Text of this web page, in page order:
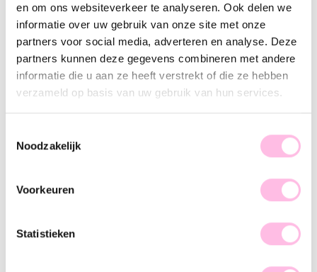
en om ons websiteverkeer te analyseren. Ook delen we
informatie over uw gebruik van onze site met onze
partners voor social media, adverteren en analyse. Deze
partners kunnen deze gegevens combineren met andere
informatie die u aan ze heeft verstrekt of die ze hebben
verzameld op basis van uw gebruik van hun services.
Noodzakelijk
Voorkeuren
Statistieken
Verzending v.a. €1,95
100% waterproof
Premium stainless steel
Omschrijving Kenmerk SKU
Ben je opzoek naar een item wat je dagelijks kan dragen?!
Dan is deze ketting de perfecte keuze! Zeer mooie en
outfit & andere sieraden.